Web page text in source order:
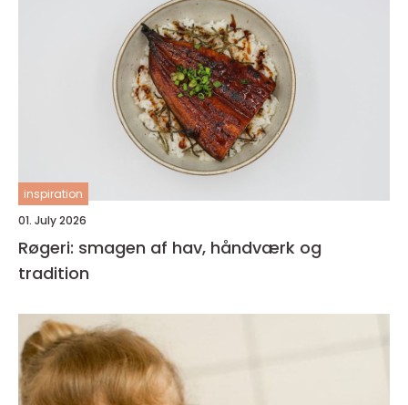
inspiration
01. July 2026
Røgeri: smagen af hav, håndværk og
tradition